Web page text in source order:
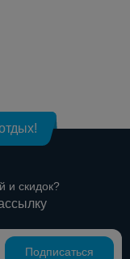
и скидок?
Подписаться